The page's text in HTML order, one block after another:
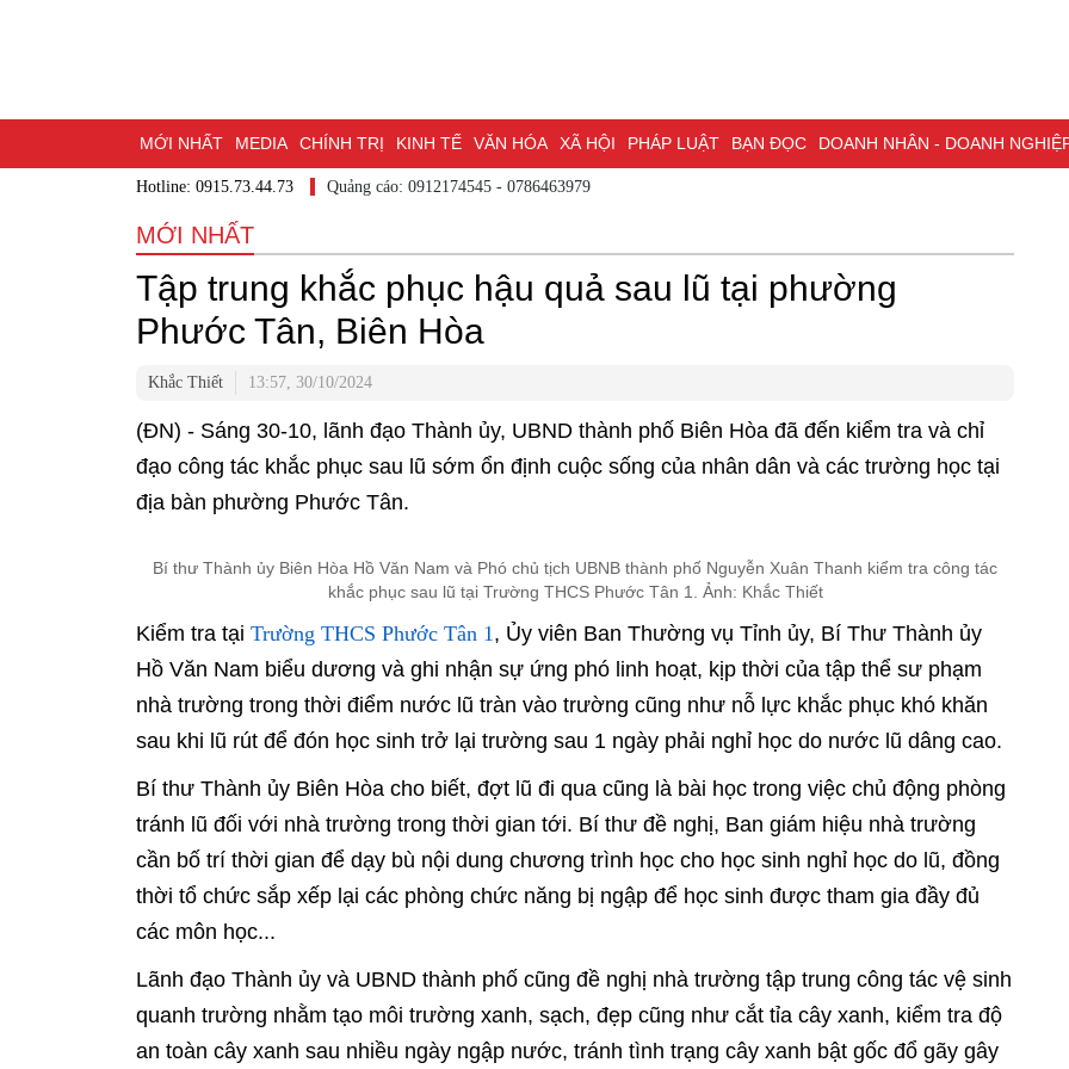
MỚI NHẤT MEDIA CHÍNH TRỊ KINH TẾ VĂN HÓA XÃ HỘI PHÁP LUẬT BẠN ĐỌC DOANH NHÂN - DOANH NGHIỆP
DU LỊCH - ẨM THỰC CHUYỂN ĐỔI SỐ THỂ THAO ĐỒNG NAI & NGHỊ QUYẾT 57
BẠN CẦN BIẾT
NHỊP CẦU NHÂN ÁI THÀNH PHỐ ĐỒNG NAI
Hotline: 0915.73.44.73 Quảng cáo: 0912174545 - 0786463979
MỚI NHẤT
Tập trung khắc phục hậu quả sau lũ tại phường
Phước Tân, Biên Hòa
Khắc Thiết 13:57, 30/10/2024
(ĐN) - Sáng 30-10, lãnh đạo Thành ủy, UBND thành phố Biên Hòa đã đến kiểm tra và chỉ
đạo công tác khắc phục sau lũ sớm ổn định cuộc sống của nhân dân và các trường học tại
địa bàn phường Phước Tân.
Bí thư Thành ủy Biên Hòa Hồ Văn Nam và Phó chủ tịch UBNB thành phố Nguyễn Xuân Thanh kiểm tra công tác
khắc phục sau lũ tại Trường THCS Phước Tân 1. Ảnh: Khắc Thiết
Kiểm tra tại Trường THCS Phước Tân 1
, Ủy viên Ban Thường vụ Tỉnh ủy, Bí Thư Thành ủy
Hồ Văn Nam biểu dương và ghi nhận sự ứng phó linh hoạt, kịp thời của tập thể sư phạm
nhà trường trong thời điểm nước lũ tràn vào trường cũng như nỗ lực khắc phục khó khăn
sau khi lũ rút để đón học sinh trở lại trường sau 1 ngày phải nghỉ học do nước lũ dâng cao.
Bí thư Thành ủy Biên Hòa cho biết, đợt lũ đi qua cũng là bài học trong việc chủ động phòng
tránh lũ đối với nhà trường trong thời gian tới. Bí thư đề nghị, Ban giám hiệu nhà trường
cần bố trí thời gian để dạy bù nội dung chương trình học cho học sinh nghỉ học do lũ, đồng
thời tổ chức sắp xếp lại các phòng chức năng bị ngập để học sinh được tham gia đầy đủ
các môn học...
Lãnh đạo Thành ủy và UBND thành phố cũng đề nghị nhà trường tập trung công tác vệ sinh
quanh trường nhằm tạo môi trường xanh, sạch, đẹp cũng như cắt tỉa cây xanh, kiểm tra độ
an toàn cây xanh sau nhiều ngày ngập nước, tránh tình trạng cây xanh bật gốc đổ gãy gây